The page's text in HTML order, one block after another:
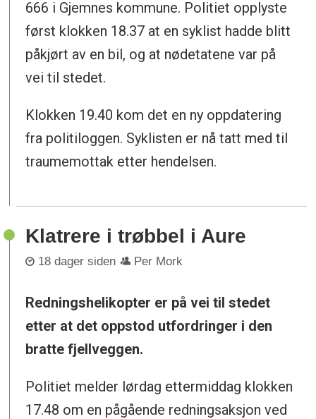
666 i Gjemnes kommune. Politiet opplyste
først klokken 18.37 at en syklist hadde blitt
påkjørt av en bil, og at nødetatene var på
vei til stedet.
Klokken 19.40 kom det en ny oppdatering
fra politiloggen. Syklisten er nå tatt med til
traumemottak etter hendelsen.
Klatrere i trøbbel i Aure
18 dager siden Per Mork
Redningshelikopter er på vei til stedet
etter at det oppstod utfordringer i den
bratte fjellveggen.
Politiet melder lørdag ettermiddag klokken
17.48 om en pågående redningsaksjon ved